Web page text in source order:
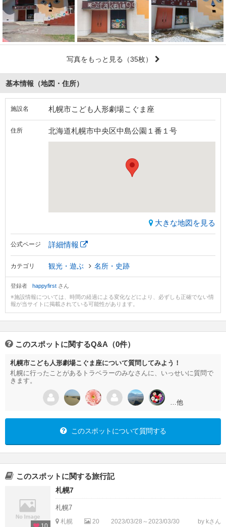
写真をもっと見る （35枚）
基本情報（地図・住所）
施設名 札幌市こども人形劇場こぐま座
住所 北海道札幌市中央区中島公園１番１号
大きな地図を見る
公式ページ 詳細情報
カテゴリ 観光・遊ぶ 名所・史跡
登録者 happyfirst さん
※施設情報については、時間の経過による変化などにより、必ずしも正確でない情
報が当サイトに掲載されている可能性があります。
このスポットに関するQ&A（0件）
札幌市こども人形劇場こぐま座について質問してみよう！
札幌に行ったことがあるトラベラーのみなさんに、いっせいに質問で
きます。
…他
このスポットについて質問する
このスポットに関する旅行記
札幌7
札幌7
札幌 20 2023/03/28～2023/03/30 by kさん